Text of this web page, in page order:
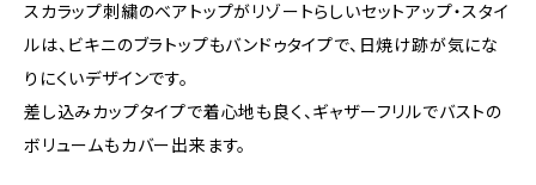
スカラップ刺繍のベアトップがリゾートらしいセットアップ・スタイ
ルは、ビキニのブラトップもバンドゥタイプで、日焼け跡が気にな
りにくいデザインです。
差し込みカップタイプで着心地も良く、ギャザーフリルでバストの
ボリュームもカバー出来ます。